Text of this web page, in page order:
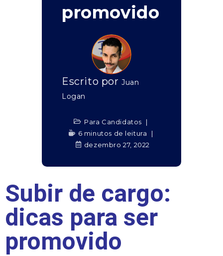
promovido
Escrito porJuan
Logan
Para Candidatos
6 minutos de leitura
dezembro 27, 2022
Subir de cargo:
dicas para ser
promovido